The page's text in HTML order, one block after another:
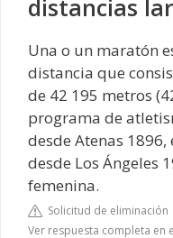
distancias
Una o un maratón​
distancia que
de 42 195 metros
programa de
desde Atenas
desde Los Ángeles
femenina.
Solicitud de eliminación
Ver respuesta completa en